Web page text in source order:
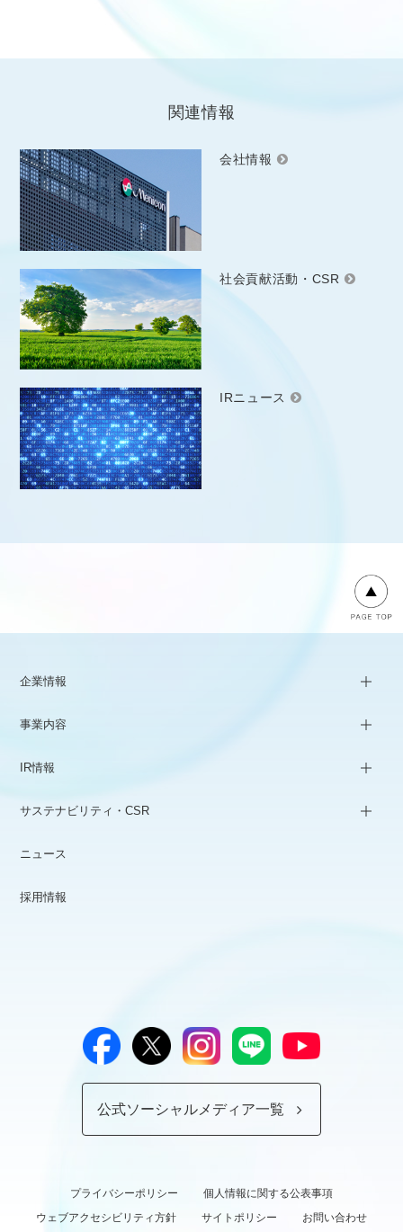
関連情報
会社情報
社会貢献活動・CSR
IRニュース
企業情報
事業内容
IR情報
サステナビリティ・CSR
ニュース
採用情報
公式ソーシャルメディア一覧
プライバシーポリシー
個人情報に関する公表事項
ウェブアクセシビリティ方針
サイトポリシー お問い合わせ